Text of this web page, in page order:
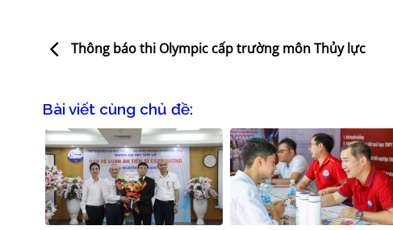
Thông báo thi Olympic cấp trường môn Thủy lực
Bài viết cùng chủ đề: